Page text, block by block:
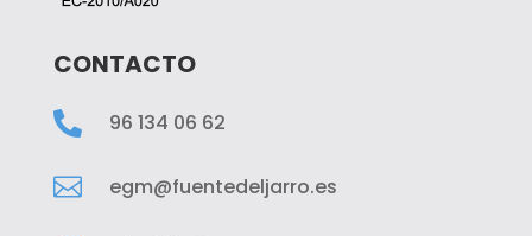
CONTACTO
 96 134 06 62
 egm@fuentedeljarro.es